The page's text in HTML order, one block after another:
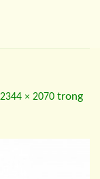
2344 × 2070 trong